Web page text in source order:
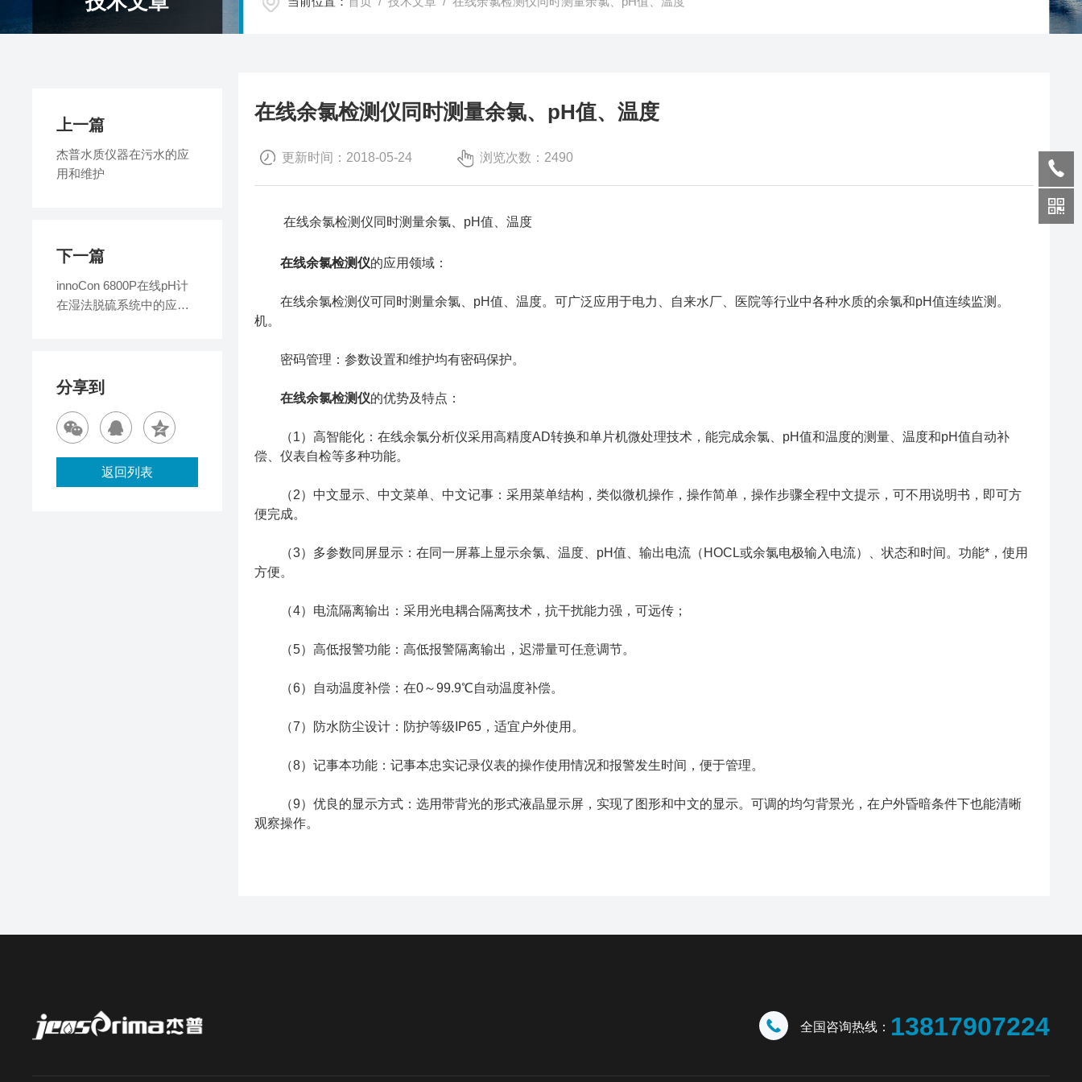
在线余氯检测仪同时测量余氯、pH值、温度
更新时间：2018-05-24 浏览次数：2490
在线余氯检测仪同时测量余氯、pH值、温度
在线余氯检测仪的应用领域：
在线余氯检测仪可同时测量余氯、pH值、温度。可广泛应用于电力、自来水厂、医院等行业中各种水质的余氯和pH值连续监测。
机。
密码管理：参数设置和维护均有密码保护。
在线余氯检测仪的优势及特点：
（1）高智能化：在线余氯分析仪采用高精度AD转换和单片机微处理技术，能完成余氯、pH值和温度的测量、温度和pH值自动补
偿、仪表自检等多种功能。
（2）中文显示、中文菜单、中文记事：采用菜单结构，类似微机操作，操作简单，操作步骤全程中文提示，可不用说明书，即可方
便完成。
（3）多参数同屏显示：在同一屏幕上显示余氯、温度、pH值、输出电流（HOCL或余氯电极输入电流）、状态和时间。功能*，使用
方便。
（4）电流隔离输出：采用光电耦合隔离技术，抗干扰能力强，可远传；
（5）高低报警功能：高低报警隔离输出，迟滞量可任意调节。
（6）自动温度补偿：在0～99.9℃自动温度补偿。
（7）防水防尘设计：防护等级IP65，适宜户外使用。
（8）记事本功能：记事本忠实记录仪表的操作使用情况和报警发生时间，便于管理。
（9）优良的显示方式：选用带背光的形式液晶显示屏，实现了图形和中文的显示。可调的均匀背景光，在户外昏暗条件下也能清晰
观察操作。
上一篇
杰普水质仪器在污水的应
用和维护
下一篇
innoCon 6800P在线pH计
在湿法脱硫系统中的应用
分享到
返回列表
全国咨询热线： 13817907224